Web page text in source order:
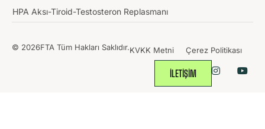
HPA Aksı-Tiroid-Testosteron Replasmanı
© 2026FTA Tüm Hakları Saklıdır.KVKK Metni Çerez Politikası
İLETİŞİM